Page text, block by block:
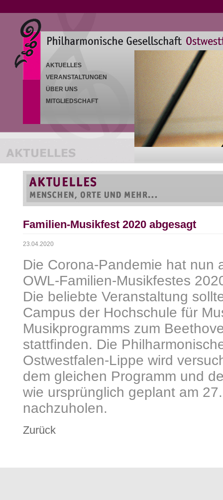
AKTUELLES
VERANSTALTUNGEN
ÜBER UNS
MITGLIEDSCHAFT
Familien-Musikfest 2020 abgesagt
23.04.2020
Die Corona-Pandemie hat nun
OWL-Familien-Musikfestes
Die beliebte Veranstaltung
Campus der Hochschule für
Musikprogramms zum
stattfinden. Die
Ostwestfalen-Lippe wird
dem gleichen Programm und
wie ursprünglich geplant am
nachzuholen.
Zurück